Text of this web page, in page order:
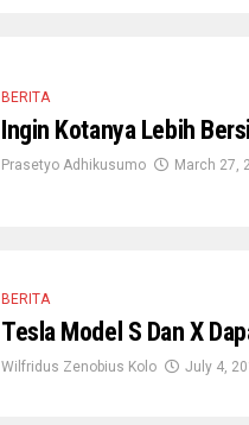
BERITA
Ingin Kotanya Lebih
Prasetyo Adhikusumo March 27,
BERITA
Tesla Model S Dan X
Wilfridus Zenobius Kolo July 4,